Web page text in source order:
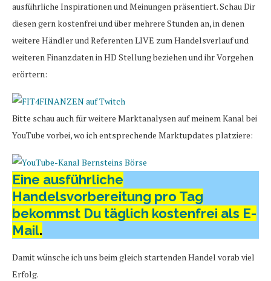
ausführliche Inspirationen und Meinungen präsentiert. Schau Dir
diesen gern kostenfrei und über mehrere Stunden an, in denen
weitere Händler und Referenten LIVE zum Handelsverlauf und
weiteren Finanzdaten in HD Stellung beziehen und ihr Vorgehen
erörtern:
Bitte schau auch für weitere Marktanalysen auf meinem Kanal bei
YouTube vorbei, wo ich entsprechende Marktupdates platziere:
Eine ausführliche
Handelsvorbereitung pro Tag
bekommst Du täglich kostenfrei als E-
Mail.
Damit wünsche ich uns beim gleich startenden Handel vorab viel
Erfolg.